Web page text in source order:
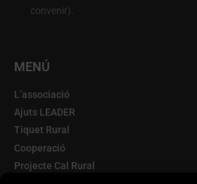
convenir).
MENÚ
L’associació
Ajuts LEADER
Tiquet Rural
Cooperació
Projecte Cal Rural